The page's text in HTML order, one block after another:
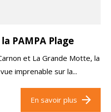
PAMPA Plage
et La Grande Motte, la
imprenable sur la...
En savoir plus